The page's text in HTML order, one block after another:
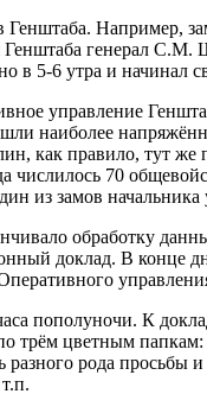
Например,
генерал
в 5-6 утра и начинал
управление
наиболее
как правило, тут
числилось 70
из замов
обработку
доклад. В конце
пополуночи. К
трём цветным
рода просьбы